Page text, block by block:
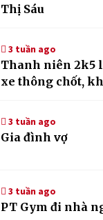
Thị Sáu
3 tuần ago
Thanh niên 2k5
xe thông chốt,
mấy giây
3 tuần ago
Gia đình vợ
3 tuần ago
PT Gym đi nhà